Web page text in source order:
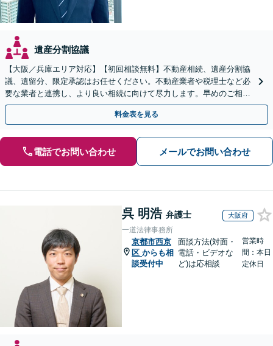
遺産分割協議
【大阪／兵庫エリア対応】【初回相談無料】不動産相続、遺産分割協
議、遺留分、限定承認はお任せください。不動産業者や税理士など必
要な業者と連携し、より良い相続に向けて尽力します。早めのご相談
が複雑化を防ぐカギとなります【休日相談可】
料金表を見る
電話でお問い合わせ メールでお問い合わせ
呉 明浩 弁護士 大阪府
一道法律事務所
京都市西京
区 からも相
談受付中
面談方法(対面・
電話・ビデオな
ど)は応相談
営業時
間：本日
定休日